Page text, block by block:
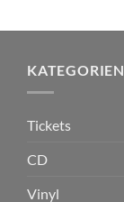
KATEGORIEN
Tickets
CD
Vinyl